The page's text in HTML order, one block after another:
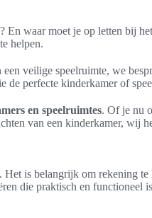
waar moet je op letten bij
helpen.
veilige speelruimte, we
de perfecte kinderkamer of
en speelruimtes. Of je nu
van een kinderkamer, wij
Het is belangrijk om rekening te
die praktisch en functioneel